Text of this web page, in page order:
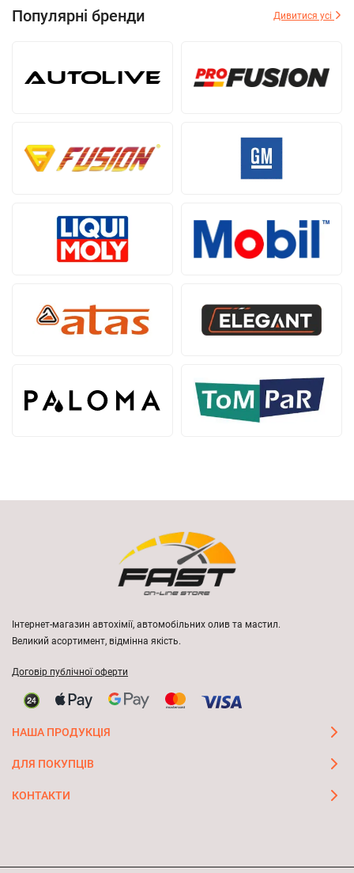
Популярні бренди Дивитися усі
Інтернет-магазин автохімії, автомобільних олив та мастил.
Великий асортимент, відмінна якість.
Договір публічної оферти
НАША ПРОДУКЦІЯ
ДЛЯ ПОКУПЦІВ
КОНТАКТИ